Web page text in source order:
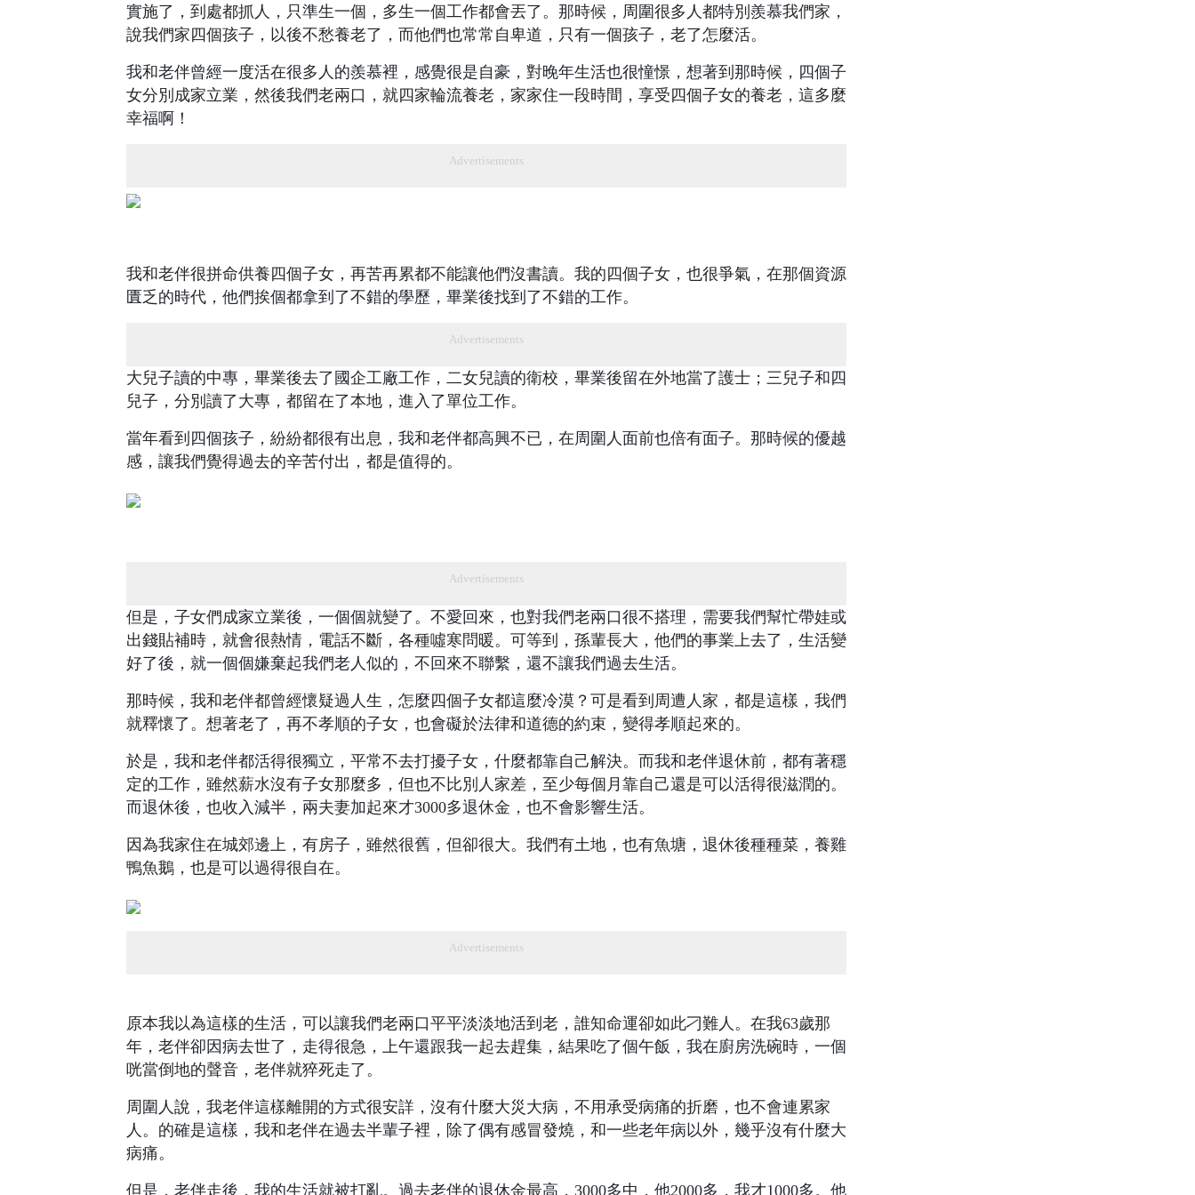
實施了，到處都抓人，只準生一個，多生一個工作都會丟了。那時候，周圍很多人都特別羨慕我們家，
說我們家四個孩子，以後不愁養老了，而他們也常常自卑道，只有一個孩子，老了怎麼活。
我和老伴曾經一度活在很多人的羨慕裡，感覺很是自豪，對晚年生活也很憧憬，想著到那時候，四個子
女分別成家立業，然後我們老兩口，就四家輪流養老，家家住一段時間，享受四個子女的養老，這多麼
幸福啊！
Advertisements
我和老伴很拼命供養四個子女，再苦再累都不能讓他們沒書讀。我的四個子女，也很爭氣，在那個資源
匱乏的時代，他們挨個都拿到了不錯的學歷，畢業後找到了不錯的工作。
Advertisements
大兒子讀的中專，畢業後去了國企工廠工作，二女兒讀的衛校，畢業後留在外地當了護士；三兒子和四
兒子，分別讀了大專，都留在了本地，進入了單位工作。
當年看到四個孩子，紛紛都很有出息，我和老伴都高興不已，在周圍人面前也倍有面子。那時候的優越
感，讓我們覺得過去的辛苦付出，都是值得的。
Advertisements
但是，子女們成家立業後，一個個就變了。不愛回來，也對我們老兩口很不搭理，需要我們幫忙帶娃或
出錢貼補時，就會很熱情，電話不斷，各種噓寒問暖。可等到，孫輩長大，他們的事業上去了，生活變
好了後，就一個個嫌棄起我們老人似的，不回來不聯繫，還不讓我們過去生活。
那時候，我和老伴都曾經懷疑過人生，怎麼四個子女都這麼冷漠？可是看到周遭人家，都是這樣，我們
就釋懷了。想著老了，再不孝順的子女，也會礙於法律和道德的約束，變得孝順起來的。
於是，我和老伴都活得很獨立，平常不去打擾子女，什麼都靠自己解決。而我和老伴退休前，都有著穩
定的工作，雖然薪水沒有子女那麼多，但也不比別人家差，至少每個月靠自己還是可以活得很滋潤的。
而退休後，也收入減半，兩夫妻加起來才3000多退休金，也不會影響生活。
因為我家住在城郊邊上，有房子，雖然很舊，但卻很大。我們有土地，也有魚塘，退休後種種菜，養雞
鴨魚鵝，也是可以過得很自在。
Advertisements
原本我以為這樣的生活，可以讓我們老兩口平平淡淡地活到老，誰知命運卻如此刁難人。在我63歲那
年，老伴卻因病去世了，走得很急，上午還跟我一起去趕集，結果吃了個午飯，我在廚房洗碗時，一個
咣當倒地的聲音，老伴就猝死走了。
周圍人說，我老伴這樣離開的方式很安詳，沒有什麼大災大病，不用承受病痛的折磨，也不會連累家
人。的確是這樣，我和老伴在過去半輩子裡，除了偶有感冒發燒，和一些老年病以外，幾乎沒有什麼大
病痛。
但是，老伴走後，我的生活就被打亂。過去老伴的退休金最高，3000多中，他2000多，我才1000多。他